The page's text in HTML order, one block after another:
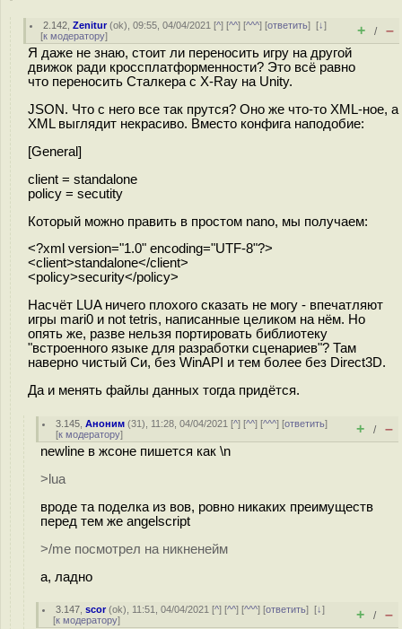
2.142 ,Zenitur(ok), 09:55, 04/04/2021 [^] [^^] [^^^] [ответить][↓]
[к модератору] + / –
Я даже не знаю, стоит ли переносить игру на другой
движок ради кроссплатформенности? Это всё равно
что переносить Сталкера с X-Ray на Unity.
JSON. Что с него все так прутся? Оно же что-то XML-ное, а
XML выглядит некрасиво. Вместо конфига наподобие:
[General]
client = standalone
policy = secutity
Который можно править в простом nano, мы получаем:
<?xml version="1.0" encoding="UTF-8"?>
<client>standalone</client>
<policy>security</policy>
Насчёт LUA ничего плохого сказать не могу - впечатляют
игры mari0 и not tetris, написанные целиком на нём. Но
опять же, разве нельзя портировать библиотеку
"встроенного языке для разработки сценариев"? Там
наверно чистый Си, без WinAPI и тем более без Direct3D.
Да и менять файлы данных тогда придётся.
3.145 ,Аноним (31), 11:28, 04/04/2021 [^] [^^] [^^^] [ответить]
[к модератору] + / –
newline в жсоне пишется как \n
>lua
вроде та поделка из вов, ровно никаких преимуществ
перед тем же angelscript
>/me посмотрел на никненейм
а, ладно
3.147 ,scor(ok), 11:51, 04/04/2021 [^] [^^] [^^^] [ответить][↓]
[к модератору] + / –